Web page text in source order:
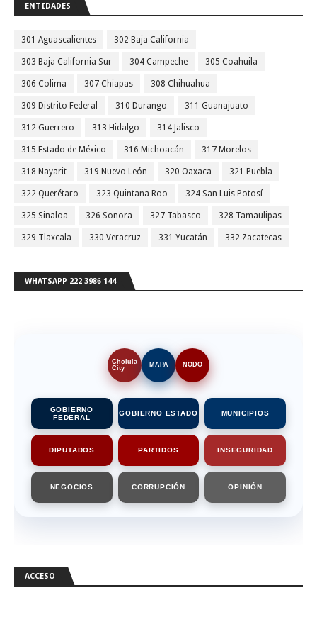
ENTIDADES
301 Aguascalientes 302 Baja California
303 Baja California Sur 304 Campeche 305 Coahuila
306 Colima 307 Chiapas 308 Chihuahua
309 Distrito Federal 310 Durango 311 Guanajuato
312 Guerrero 313 Hidalgo 314 Jalisco
315 Estado de México 316 Michoacán 317 Morelos
318 Nayarit 319 Nuevo León 320 Oaxaca 321 Puebla
322 Querétaro 323 Quintana Roo 324 San Luis Potosí
325 Sinaloa 326 Sonora 327 Tabasco 328 Tamaulipas
329 Tlaxcala 330 Veracruz 331 Yucatán 332 Zacatecas
WHATSAPP 222 3986 144
Cholula
City
MAPA NODO
GOBIERNO
FEDERAL
GOBIERNO ESTADO MUNICIPIOS
DIPUTADOS PARTIDOS INSEGURIDAD
NEGOCIOS CORRUPCIÓN OPINIÓN
ACCESO